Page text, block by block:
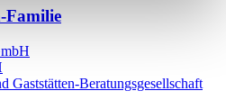
Familie
Gaststätten-Beratungsgesellschaft